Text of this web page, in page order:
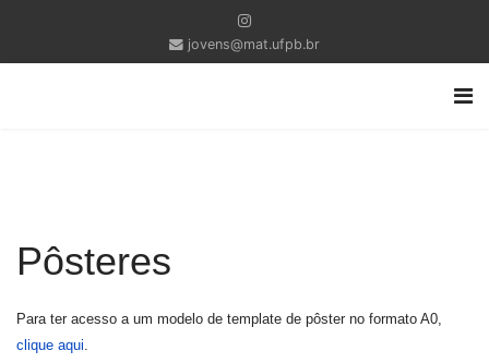
jovens@mat.ufpb.br
Pôsteres
Para ter acesso a um modelo de template de pôster no formato A0,
clique aqui.